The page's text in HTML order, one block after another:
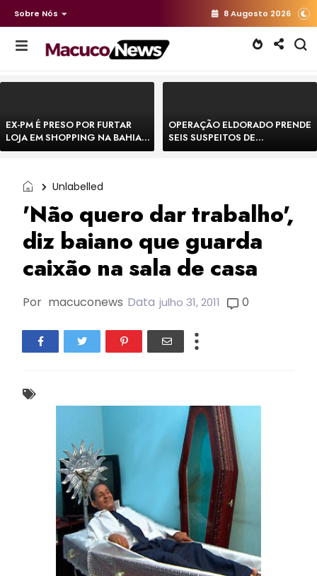
Sobre Nós 8 Augosto 2026
EX-PM É PRESO POR FURTAR
LOJA EM SHOPPING NA BAHIA E
ESCAPA CORRENDO DE
OPERAÇÃO ELDORADO PRENDE
SEIS SUSPEITOS DE
MOVIMENTAR R$ 25 MILHÕES
Unlabelled
'Não quero dar trabalho',
diz baiano que guarda
caixão na sala de casa
Por macuconews Data julho 31, 2011 0